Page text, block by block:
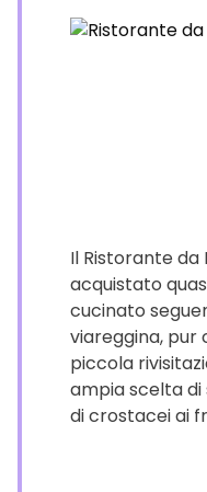
Il Ristorante da
acquistato
cucinato
viareggina, pur
piccola
ampia scelta
di crostacei ai